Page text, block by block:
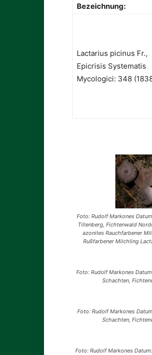
Bezeichnung:
Lactarius picinus Fr.,
Epicrisis Systematis
Mycologici: 348
Foto: Rudolf Markones
Tillenberg, Fichtenwald
azonites Rauchfarbener
Rußfarbener Milchling
Foto: Rudolf Markones
Schachten,
Foto: Rudolf Markones
Schachten,
Foto: Rudolf Markones